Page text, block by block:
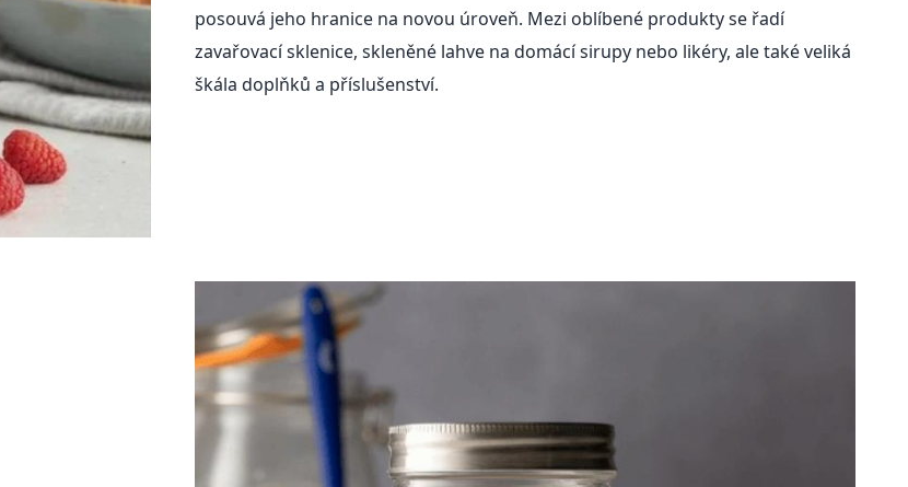
posouvá jeho hranice na novou úroveň. Mezi oblíbené produkty se řadí
zavařovací sklenice, skleněné lahve na domácí sirupy nebo likéry, ale také veliká
škála doplňků a příslušenství.